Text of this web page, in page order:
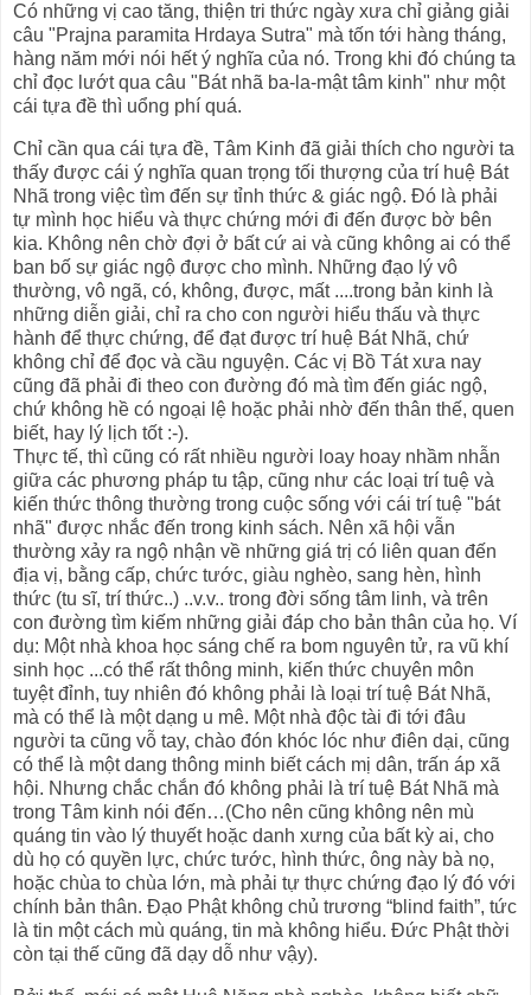
Có những vị cao tăng, thiện tri thức ngày xưa chỉ giảng giải
câu "Prajna paramita Hrdaya Sutra" mà tốn tới hàng tháng,
hàng năm mới nói hết ý nghĩa của nó. Trong khi đó chúng ta
chỉ đọc lướt qua câu "Bát nhã ba-la-mật tâm kinh" như một
cái tựa đề thì uổng phí quá.
Chỉ cần qua cái tựa đề, Tâm Kinh đã giải thích cho người ta
thấy được cái ý nghĩa quan trọng tối thượng của trí huệ Bát
Nhã trong việc tìm đến sự tỉnh thức & giác ngộ. Đó là phải
tự mình học hiểu và thực chứng mới đi đến được bờ bên
kia. Không nên chờ đợi ở bất cứ ai và cũng không ai có thể
ban bố sự giác ngộ được cho mình. Những đạo lý vô
thường, vô ngã, có, không, được, mất ....trong bản kinh là
những diễn giải, chỉ ra cho con người hiểu thấu và thực
hành để thực chứng, để đạt được trí huệ Bát Nhã, chứ
không chỉ để đọc và cầu nguyện. Các vị Bồ Tát xưa nay
cũng đã phải đi theo con đường đó mà tìm đến giác ngộ,
chứ không hề có ngoại lệ hoặc phải nhờ đến thân thế, quen
biết, hay lý lịch tốt :-).
Thực tế, thì cũng có rất nhiều người loay hoay nhầm nhẫn
giữa các phương pháp tu tập, cũng như các loại trí tuệ và
kiến thức thông thường trong cuộc sống với cái trí tuệ "bát
nhã" được nhắc đến trong kinh sách. Nên xã hội vẫn
thường xảy ra ngộ nhận về những giá trị có liên quan đến
địa vị, bằng cấp, chức tước, giàu nghèo, sang hèn, hình
thức (tu sĩ, trí thức..) ..v.v.. trong đời sống tâm linh, và trên
con đường tìm kiếm những giải đáp cho bản thân của họ. Ví
dụ: Một nhà khoa học sáng chế ra bom nguyên tử, ra vũ khí
sinh học ...có thể rất thông minh, kiến thức chuyên môn
tuyệt đỉnh, tuy nhiên đó không phải là loại trí tuệ Bát Nhã,
mà có thể là một dạng u mê. Một nhà độc tài đi tới đâu
người ta cũng vỗ tay, chào đón khóc lóc như điên dại, cũng
có thể là một dang thông minh biết cách mị dân, trấn áp xã
hội. Nhưng chắc chắn đó không phải là trí tuệ Bát Nhã mà
trong Tâm kinh nói đến…(Cho nên cũng không nên mù
quáng tin vào lý thuyết hoặc danh xưng của bất kỳ ai, cho
dù họ có quyền lực, chức tước, hình thức, ông này bà nọ,
hoặc chùa to chùa lớn, mà phải tự thực chứng đạo lý đó với
chính bản thân. Đạo Phật không chủ trương “blind faith”, tức
là tin một cách mù quáng, tin mà không hiểu. Đức Phật thời
còn tại thế cũng đã dạy dỗ như vậy).